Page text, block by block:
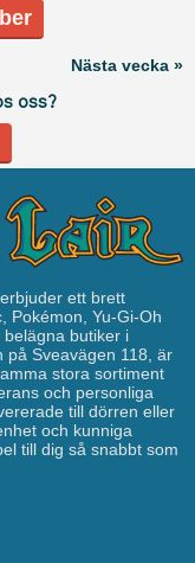
Nästa vecka »
oss?
ett brett
Pokémon, Yu-Gi-Oh
butiker i
på Sveavägen 118, är
stora sortiment
och personliga
till dörren eller
och kunniga
till dig så snabbt som